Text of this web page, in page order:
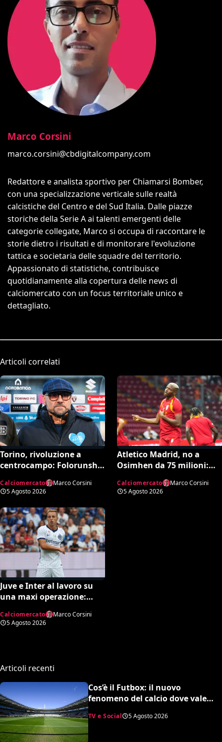
Marco Corsini
marco.corsini@cbdigitalcompany.com
Redattore e analista sportivo per Chiamarsi Bomber,
con una specializzazione verticale sulle realtà
calcistiche del Centro e del Sud Italia. Dalle piazze
storiche della Serie A ai talenti emergenti delle
categorie collegate, Marco si occupa di raccontare le
storie dietro i risultati e di monitorare l'evoluzione
tattica e societaria delle squadre del territorio.
Appassionato di statistiche, contribuisce
quotidianamente alla copertura delle news di
calciomercato con un focus territoriale unico e
dettagliato.
Articoli correlati
Torino, rivoluzione a
centrocampo: Folorunsho
lista di Petrachi
Calciomercato
Marco Corsini
5 Agosto 2026
Atletico Madrid, no a
Osimhen da 75 milioni:
Tottenham
Calciomercato
Marco Corsini
5 Agosto 2026
Juve e Inter al lavoro su
una maxi operazione:
nerazzurro, Frattesi a
Torino
Calciomercato
Marco Corsini
5 Agosto 2026
Articoli recenti
Cos’è il Futbox: il nuovo
fenomeno del calcio dove vale
quasi tutto e scoppiano le risse
TV e Social 5 Agosto 2026